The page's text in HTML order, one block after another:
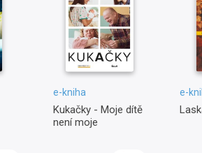
e-kniha
Kukačky - Moje dítě
není moje
e-